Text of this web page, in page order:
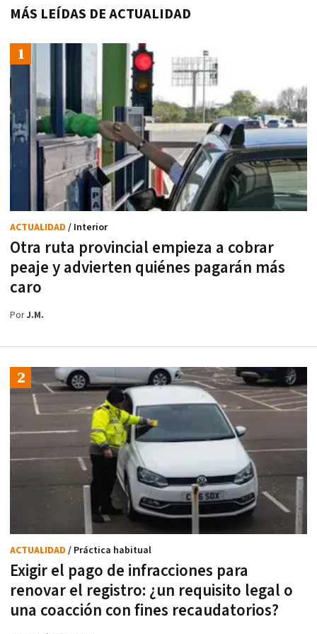
MÁS LEÍDAS DE ACTUALIDAD
Otra ruta provincial empieza a cobrar
peaje y advierten quiénes pagarán más
caro
ACTUALIDAD / Interior
PorJ.M.
Exigir el pago de infracciones para
renovar el registro: ¿un requisito legal o
una coacción con fines recaudatorios?
ACTUALIDAD / Práctica habitual